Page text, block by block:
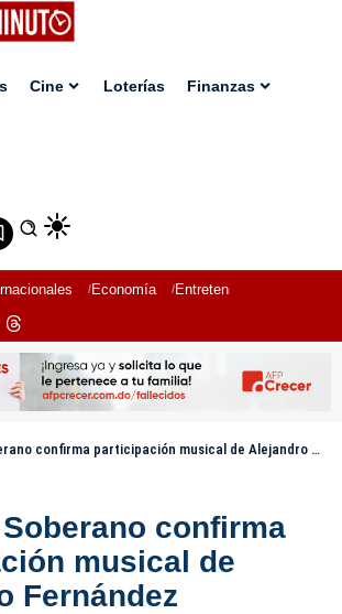
Cine Loterías Finanzas
Economía Entretenimiento
confirma participación musical de Alejandro Fernández
confirma
musical de
Fernández